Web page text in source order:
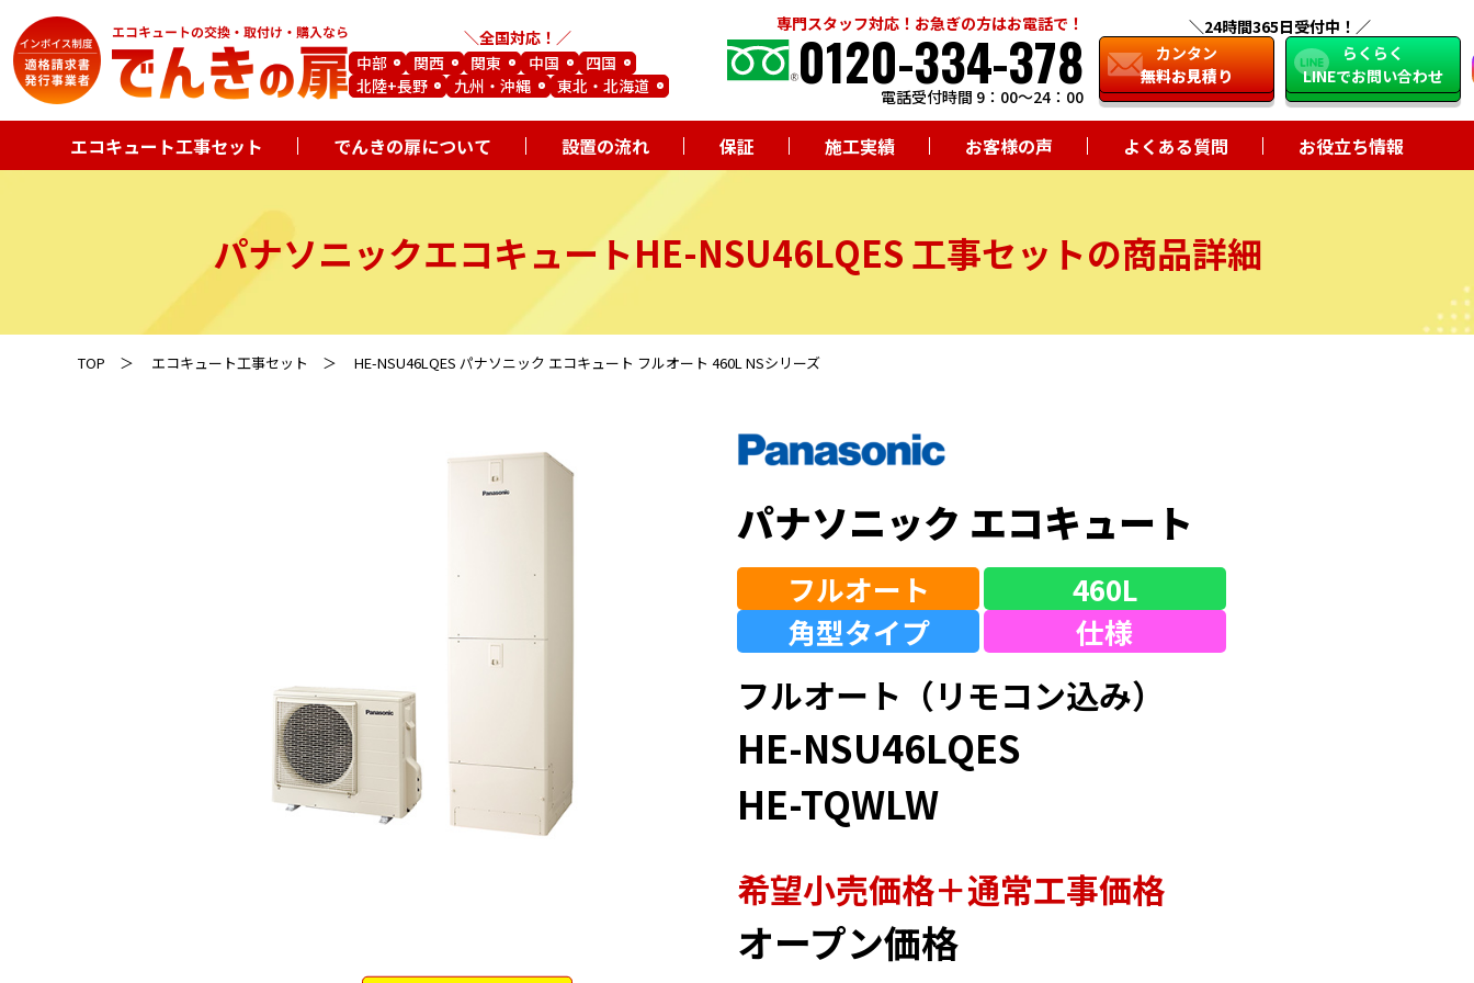
全国対応！
中部
関西 関東 中国
四国
北陸+長野
九州・沖縄 東北・北海道
専門スタッフ対応！お急ぎの方はお電話で！
0120-334-378
電話受付時間 9：00～24：00
24時間365日受付中！
カンタン
無料お見積り
らくらく
LINEでお問い合わせ
エコキュート工事セット でんきの扉について 設置の流れ 保証 施工実績 お客様の声 よくある質問 お役立ち情報
パナソニックエコキュートHE-NSU46LQES工事セットの商品詳細
TOP エコキュート工事セット HE-NSU46LQES パナソニック エコキュート フルオート 460L NSシリーズ
パナソニック エコキュート
フルオート
460L
角型タイプ 仕様
フルオート（リモコン込み）
HE-NSU46LQES
HE-TQWLW
希望⼩売価格＋通常⼯事価格
オープン価格
close